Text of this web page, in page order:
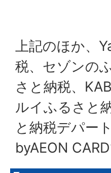
上記のほか、
税、セゾンの
さと納税、
ルイふるさと
と納税デパー
byAEON